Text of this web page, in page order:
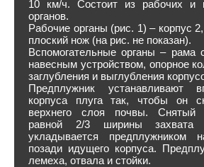
10 км/ч. Состоит из рабочих и
органов.
Рабочие органы (рис. 1) – корпус
плоский нож (на рис. не показан).
Вспомогательные органы – рама
навесным устройством, опорное
заглубления и выглубления
Предплужник устанавливают
корпуса плуга так, чтобы он
верхнего слоя почвы. Снятый
равной 2/3 ширины захвата
укладывается предплужником
позади идущего корпуса.
лемеха, отвала и стойки.